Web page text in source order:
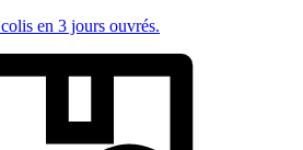
en 3 jours ouvrés.